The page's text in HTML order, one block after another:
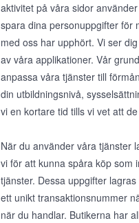
aktivitet på våra sidor
spara dina personuppgifter för
med oss har upphört. Vi ser
av våra applikationer. Vår
anpassa våra tjänster till
din utbildningsnivå,
vi en kortare tid tills vi vet att
När du använder våra tjänster
vi för att kunna spåra köp som
tjänster. Dessa uppgifter
ett unikt transaktionsnummer
när du handlar. Butikerna har